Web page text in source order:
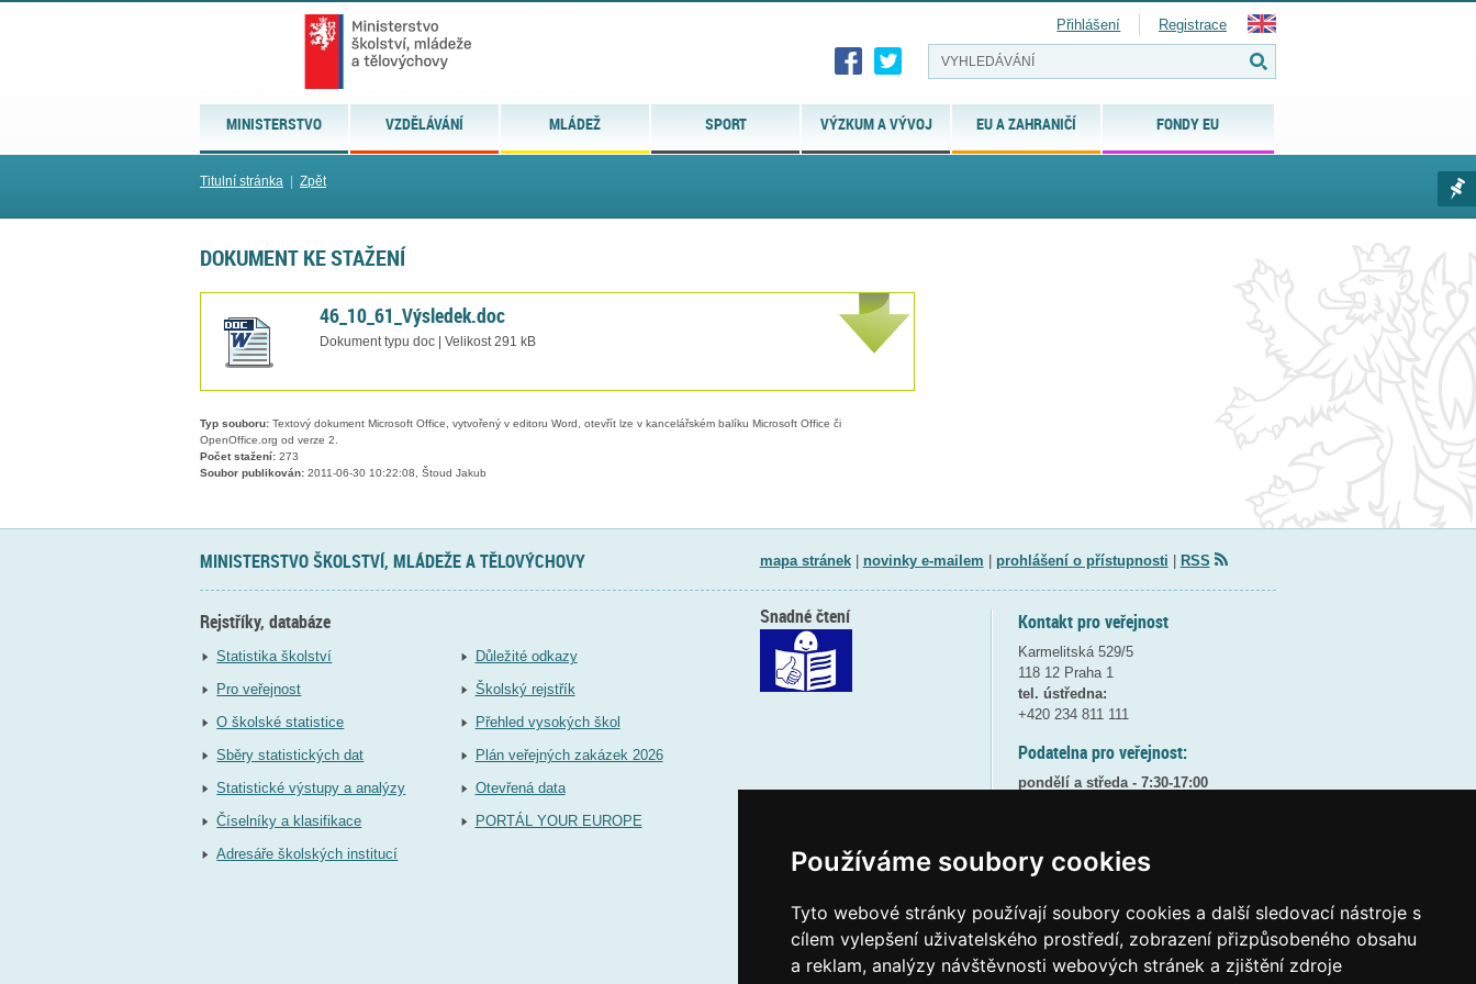
Používáme soubory cookies
Tyto webové stránky používají soubory cookies a další sledovací nástroje s
cílem vylepšení uživatelského prostředí, zobrazení přizpůsobeného obsahu
a reklam, analýzy návštěvnosti webových stránek a zjištění zdroje
MINISTERSTVO VZDĚLÁVÁNÍ MLÁDEŽ SPORT VÝZKUM A VÝVOJ EU A ZAHRANIČÍ FONDY EU
Přihlášení Registrace
Titulní stránka Zpět
DOKUMENT KE STAŽENÍ
46_10_61_Výsledek.doc
Dokument typu doc | Velikost 291 kB
Typ souboru: Textový dokument Microsoft Office, vytvořený v editoru Word, otevřít lze v kancelářském balíku Microsoft Office či
OpenOffice.org od verze 2.
Počet stažení: 273
Soubor publikován: 2011-06-30 10:22:08, Štoud Jakub
MINISTERSTVO ŠKOLSTVÍ, MLÁDEŽE A TĚLOVÝCHOVY mapa stránek| novinky e-mailem prohlášení o přístupnosti RSS
Rejstříky, databáze
Statistika školství
Pro veřejnost
O školské statistice
Sběry statistických dat
Statistické výstupy a analýzy
Číselníky a klasifikace
Adresáře školských institucí
Důležité odkazy
Školský rejstřík
Přehled vysokých škol
Plán veřejných zakázek 2026
Otevřená data
PORTÁL YOUR EUROPE
Kontakt pro veřejnost
Karmelitská 529/5
118 12 Praha 1
tel. ústředna:
+420 234 811 111
Podatelna pro veřejnost:
pondělí a středa - 7:30-17:00
8:30 - 9:30 - bezpečnostní přestávka
Elektronická podatelna:
posta@msmtgov cz
Snadné čtení